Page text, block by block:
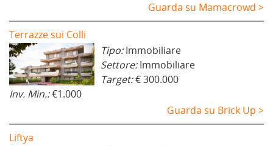
Guarda su Mamacrowd >
Terrazze sui Colli
Tipo:Immobiliare
Settore:Immobiliare
Target:€ 300.000
Inv. Min.:€1.000
Guarda su Brick Up >
Liftya